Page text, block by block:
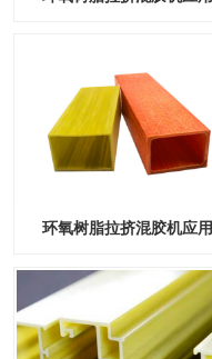
环氧树脂拉挤混胶机应用